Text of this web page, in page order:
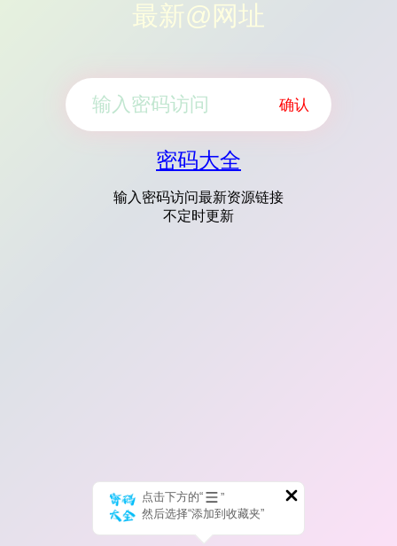
最新@网址
确认
密码大全
输入密码访问最新资源链接
不定时更新
点击下方的“
”
然后选择“添加到收藏夹”